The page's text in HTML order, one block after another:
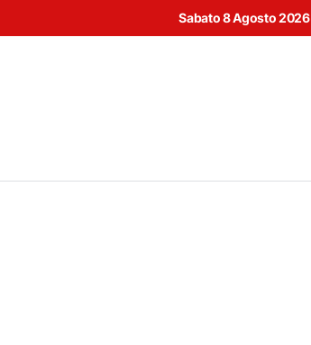
Sabato 8 Agosto 2026|